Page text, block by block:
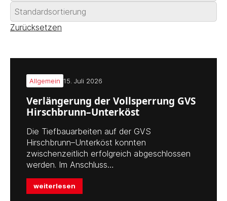
Zurücksetzen
Allgemein 15. Juli 2026
Verlängerung der Vollsperrung GVS
Hirschbrunn–Unterköst
Die Tiefbauarbeiten auf der GVS
Hirschbrunn–Unterköst konnten
zwischenzeitlich erfolgreich abgeschlossen
werden. Im Anschluss…
weiterlesen